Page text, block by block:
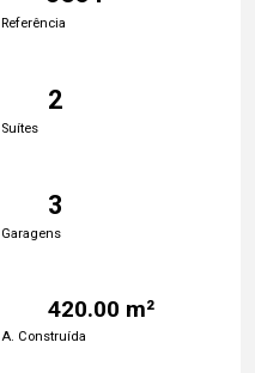
Referência
2
Suítes
3
Garagens
420.00 m²
A. Construída